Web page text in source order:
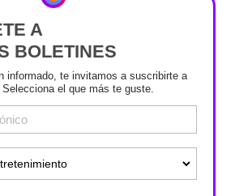
A
BOLETINES
informado, te invitamos a suscribirte a
el que más te guste.